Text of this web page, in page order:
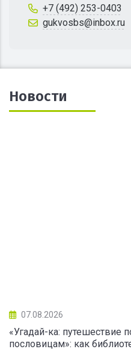
+7 (492) 253-0403
gukvosbs@inbox.ru
Новости
07.08.2026
«Угадай-ка: путешествие
пословицам»: как